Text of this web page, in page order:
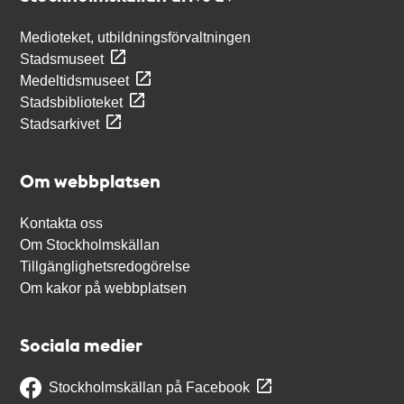
Medioteket, utbildningsförvaltningen
Stadsmuseet
Medeltidsmuseet
Stadsbiblioteket
Stadsarkivet
Om webbplatsen
Kontakta oss
Om Stockholmskällan
Tillgänglighetsredogörelse
Om kakor på webbplatsen
Sociala medier
Stockholmskällan på Facebook